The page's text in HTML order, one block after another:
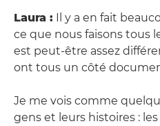
Laura : Il y a en fait
ce que nous faisons tous
est peut-être assez
ont tous un côté
Je me vois comme
gens et leurs histoires :